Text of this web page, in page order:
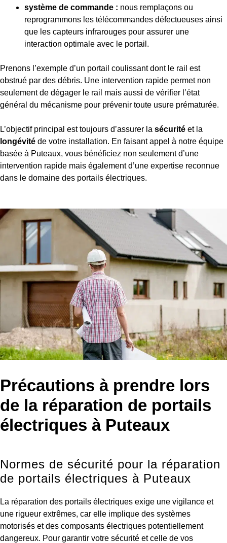
système de commande : nous remplaçons ou
reprogrammons les télécommandes défectueuses ainsi
que les capteurs infrarouges pour assurer une
interaction optimale avec le portail.
Prenons l’exemple d’un portail coulissant dont le rail est
obstrué par des débris. Une intervention rapide permet non
seulement de dégager le rail mais aussi de vérifier l’état
général du mécanisme pour prévenir toute usure prématurée.
L’objectif principal est toujours d’assurer la sécurité et la
longévité de votre installation. En faisant appel à notre équipe
basée à Puteaux, vous bénéficiez non seulement d’une
intervention rapide mais également d’une expertise reconnue
dans le domaine des portails électriques.
Précautions à prendre lors
de la réparation de portails
électriques à Puteaux
Normes de sécurité pour la réparation
de portails électriques à Puteaux
La réparation des portails électriques exige une vigilance et
une rigueur extrêmes, car elle implique des systèmes
motorisés et des composants électriques potentiellement
dangereux. Pour garantir votre sécurité et celle de vos